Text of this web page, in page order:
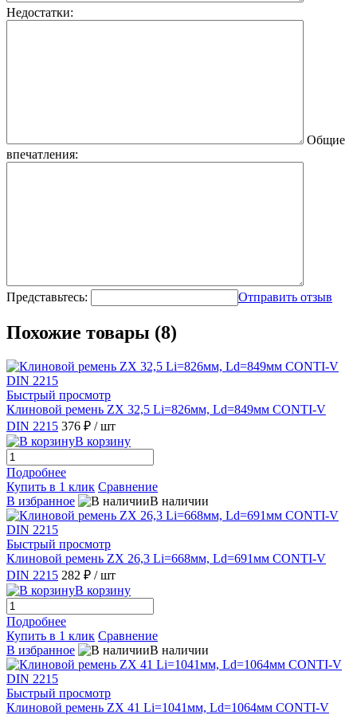
Недостатки:
Общие
впечатления:
Представьтесь: Отправить отзыв
Похожие товары (8)
Быстрый просмотр
Клиновой ремень ZX 32,5 Li=826мм, Ld=849мм CONTI-V
DIN 2215 376 ₽ / шт
В корзину
Подробнее
Купить в 1 клик Сравнение
В избранное
В наличии
Быстрый просмотр
Клиновой ремень ZX 26,3 Li=668мм, Ld=691мм CONTI-V
DIN 2215 282 ₽ / шт
В корзину
Подробнее
Купить в 1 клик Сравнение
В избранное
В наличии
Быстрый просмотр
Клиновой ремень ZX 41 Li=1041мм, Ld=1064мм CONTI-V